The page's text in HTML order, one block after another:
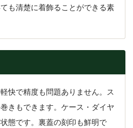
も清楚に着飾ることができる素
快で精度も問題ありません。ス
きもできます。ケース・ダイヤ
態です。裏蓋の刻印も鮮明で